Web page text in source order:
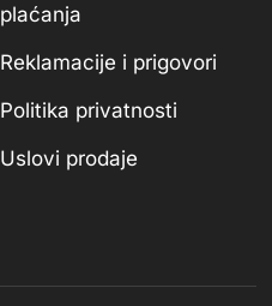
plaćanja
Reklamacije i prigovori
Politika privatnosti
Uslovi prodaje